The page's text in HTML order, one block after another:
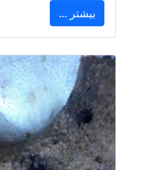
بیشتر ...